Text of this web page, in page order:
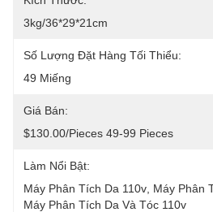
3kg/36*29*21cm
Số Lượng Đặt Hàng Tối Thiểu:
49 Miếng
Giá Bán:
$130.00/pieces 49-99 Pieces
Làm Nổi Bật:
Máy Phân Tích Da 110v Máy Phân
Máy Phân Tích Da Và Tóc 110v